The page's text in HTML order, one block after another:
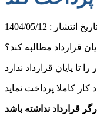
انتشار : 1404/05/12
قرارداد مطالبه کند؟
قرارداد نداشته باشد